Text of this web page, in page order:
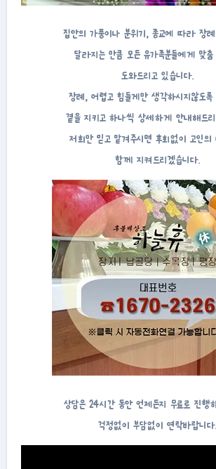
집안의 가풍이나 분위기, 종교에 따라 장
달라지는 만큼 모든 유가족분들에게 맞
도와드리고 있습니다.
장례, 어렵고 힘들게만 생각하시지않도록
곁을 지키고 하나씩 상세하게 안내해드리
저희만 믿고 맡겨주시면 후회없이 고인의
함께 지켜드리겠습니다.
상담은 24시간 동안 언제든지 무료로 진행
걱정없이 부담없이 연락바랍니다.